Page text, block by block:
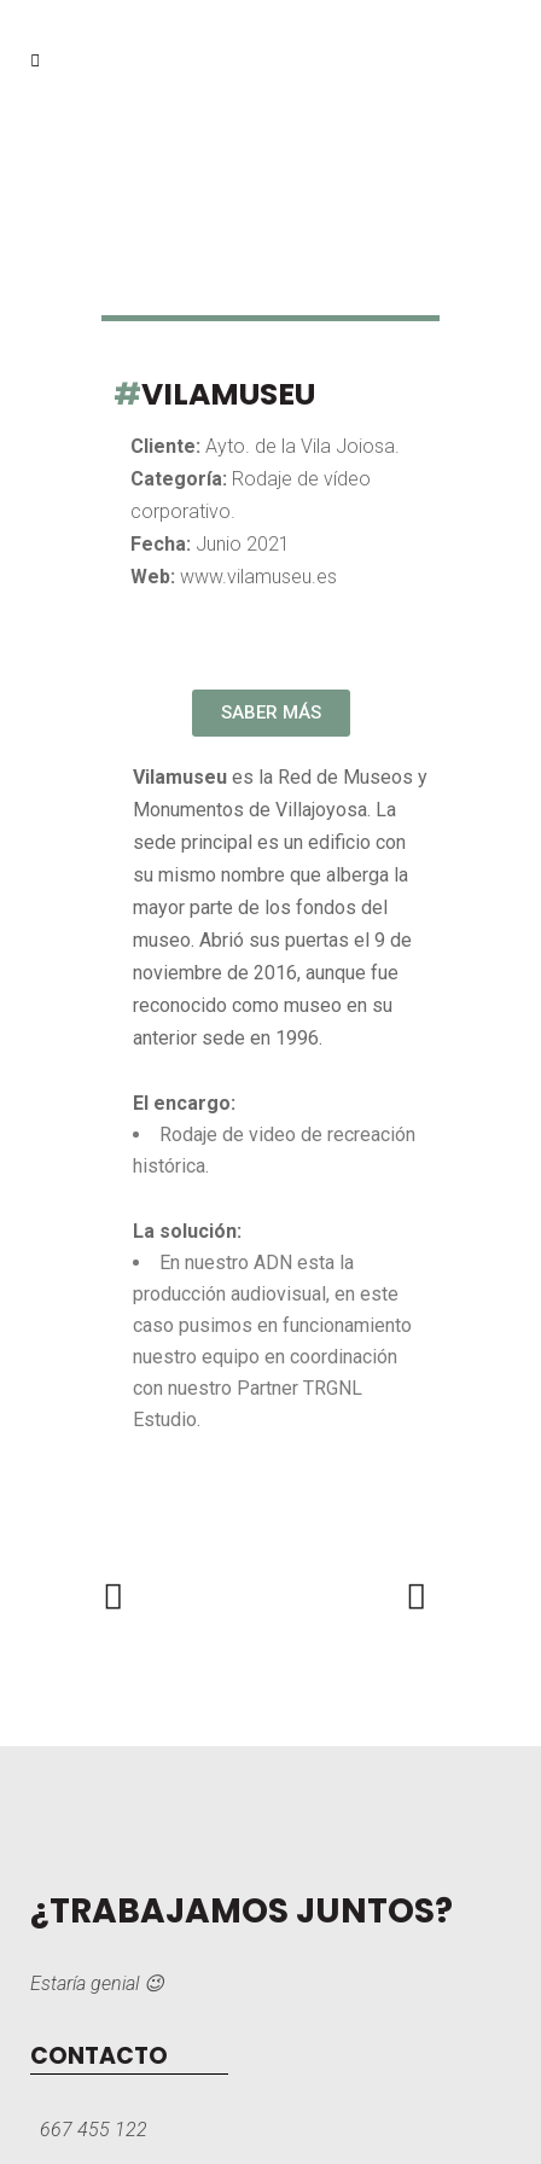
#VILAMUSEU
Cliente: Ayto. de la Vila Joiosa.
Categoría: Rodaje de vídeo
corporativo.
Fecha: Junio 2021
Web: www.vilamuseu.es
SABER MÁS
Vilamuseu es la Red de Museos y
Monumentos de Villajoyosa. La
sede principal es un edificio con
su mismo nombre que alberga la
mayor parte de los fondos del
museo. Abrió sus puertas el 9 de
noviembre de 2016, aunque fue
reconocido como museo en su
anterior sede en 1996.
El encargo:
Rodaje de video de recreación
histórica.
La solución:
En nuestro ADN esta la
producción audiovisual, en este
caso pusimos en funcionamiento
nuestro equipo en coordinación
con nuestro Partner TRGNL
Estudio.
¿TRABAJAMOS JUNTOS?
Estaría genial 😉
CONTACTO
667 455 122